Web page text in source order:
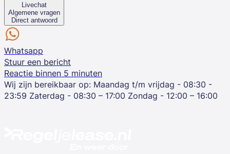
Livechat
Algemene vragen
Direct antwoord
Whatsapp
Stuur een bericht
Reactie binnen 5 minuten
Wij zijn bereikbaar op: Maandag t/m vrijdag - 08:30 -
23:59 Zaterdag - 08:30 – 17:00 Zondag - 12:00 – 16:00